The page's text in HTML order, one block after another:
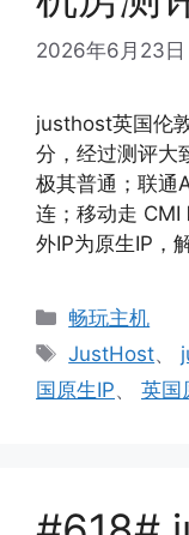
2026年6月23日
justhost英国伦
分，经过测评大
极其普通；联通
连；移动走 CMI
外IP为原生IP，
分
类
畅玩主机
标
签
JustHost、
国原生IP、 英国